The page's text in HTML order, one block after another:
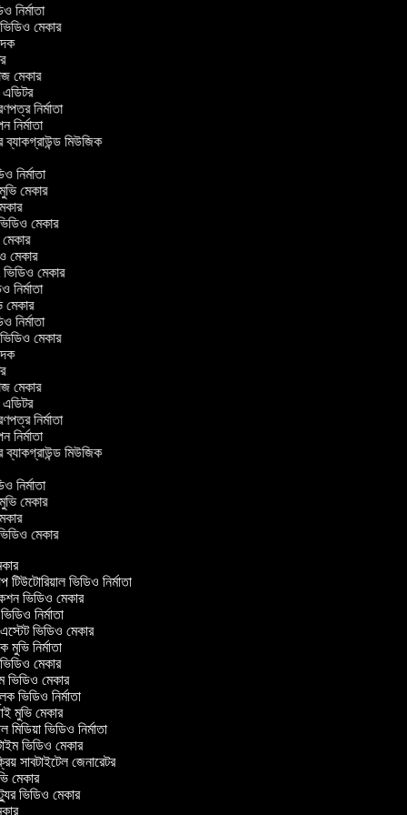
নির্মাতা
মেকার
মেকার
এডিটর
নির্মাতা
নির্মাতা
ব্যাকগ্রাউন্ড মিউজিক
নির্মাতা
মেকার
মেকার
মেকার
মেকার
ভিডিও মেকার
নির্মাতা
মেকার
নির্মাতা
মেকার
মেকার
এডিটর
নির্মাতা
নির্মাতা
ব্যাকগ্রাউন্ড মিউজিক
নির্মাতা
মেকার
মেকার
ভিডিও নির্মাতা
ভিডিও মেকার
নির্মাতা
ভিডিও মেকার
মুভি নির্মাতা
মেকার
ভিডিও মেকার
ভিডিও নির্মাতা
মুভি মেকার
ভিডিও নির্মাতা
ভিডিও মেকার
সাবটাইটেল জেনারেটর
মেকার
ভিডিও মেকার